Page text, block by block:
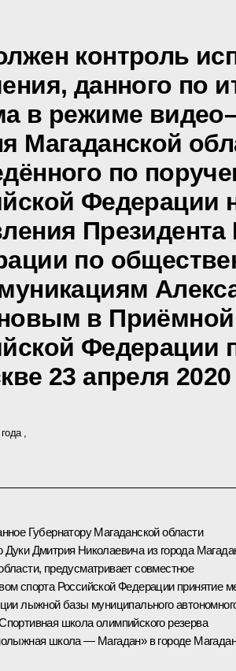
контроль
данного по
в режиме
Магаданской
по
Федерации
Президента
по
в Приёмной
Федерации
23 апреля 2020
Губернатору Магаданской области
Дмитрия Николаевича из города
предусматривает совместное
спорта Российской Федерации принятие
лыжной базы муниципального
школа олимпийского резерва
школа — Магадан» в городе